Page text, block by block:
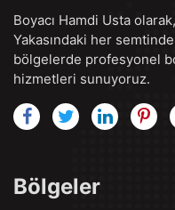
Boyacı Hamdi Usta
Yakasındaki her
bölgelerde profesyonel
hizmetleri sunuyoruz.
Bölgeler